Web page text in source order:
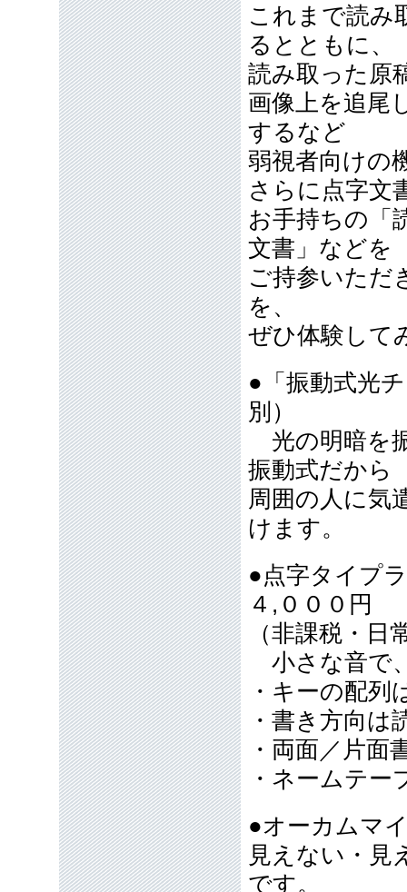
これまで読み
るとともに、
読み取った原
画像上を追尾
するなど
弱視者向けの
さらに点字文
お手持ちの「
文書」などを
ご持参いただ
を、
ぜひ体験して
●「振動式光
別）
光の明暗を
振動式だから
周囲の人に気
けます。
●点字タイプ
４,０００円
（非課税・日
小さな音で
・キーの配列
・書き方向は
・両面／片面
・ネームテー
●オーカムマ
見えない・見
です。